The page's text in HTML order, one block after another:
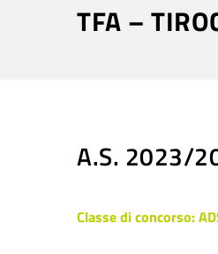
TFA –
A.S. 2023/
Classe di concorso: